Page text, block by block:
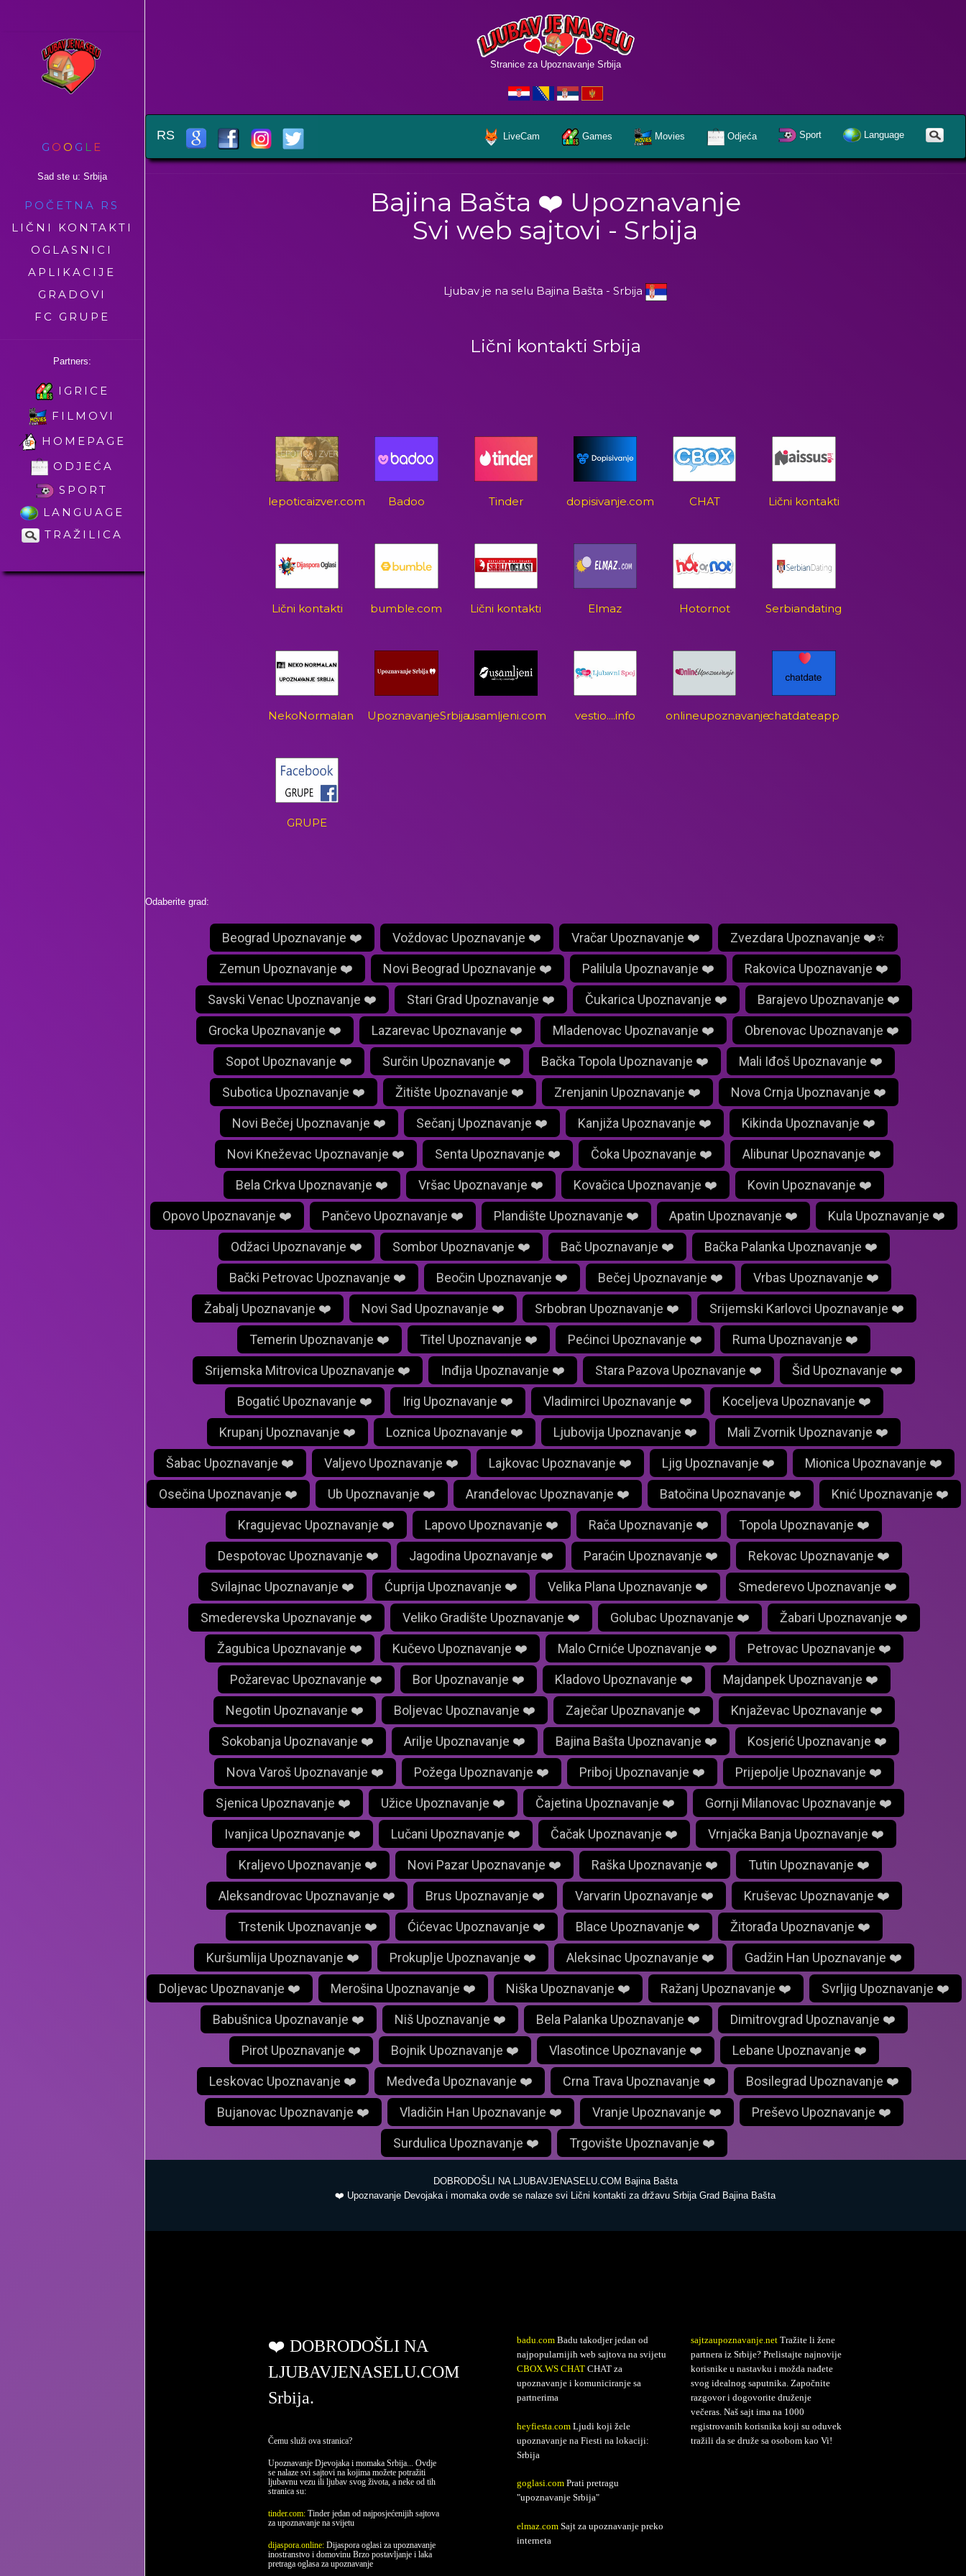
G O O G L E
Sad ste u: Srbija
POČETNA RS
LIČNI KONTAKTI
OGLASNICI
APLIKACIJE
GRADOVI
FC GRUPE
Partners:
IGRICE
FILMOVI
HOMEPAGE
ODJEĆA
SPORT
LANGUAGE
TRAŽILICA
Stranice za Upoznavanje Srbija
RS LiveCam Games Movies Odjeća Sport Language
Bajina Bašta ❤️ Upoznavanje
Svi web sajtovi - Srbija
Ljubav je na selu Bajina Bašta - Srbija
Lični kontakti Srbija
lepoticaizver.com Badoo Tinder dopisivanje.com CHAT Lični kontakti
Lični kontakti bumble.com Lični kontakti Elmaz Hotornot Serbiandating
NekoNormalan UpoznavanjeSrbijausamljeni.com vestio....info onlineupoznavanjechatdateapp
GRUPE
Odaberite grad:
Beograd Upoznavanje ❤️ Voždovac Upoznavanje ❤️ Vračar Upoznavanje ❤️ Zvezdara Upoznavanje ❤️⭐
Zemun Upoznavanje ❤️ Novi Beograd Upoznavanje ❤️ Palilula Upoznavanje ❤️ Rakovica Upoznavanje ❤️
Savski Venac Upoznavanje ❤️ Stari Grad Upoznavanje ❤️ Čukarica Upoznavanje ❤️ Barajevo Upoznavanje ❤️
Grocka Upoznavanje ❤️ Lazarevac Upoznavanje ❤️ Mladenovac Upoznavanje ❤️ Obrenovac Upoznavanje ❤️
Sopot Upoznavanje ❤️ Surčin Upoznavanje ❤️ Bačka Topola Upoznavanje ❤️ Mali Iđoš Upoznavanje ❤️
Subotica Upoznavanje ❤️ Žitište Upoznavanje ❤️ Zrenjanin Upoznavanje ❤️ Nova Crnja Upoznavanje ❤️
Novi Bečej Upoznavanje ❤️ Sečanj Upoznavanje ❤️ Kanjiža Upoznavanje ❤️ Kikinda Upoznavanje ❤️
Novi Kneževac Upoznavanje ❤️ Senta Upoznavanje ❤️ Čoka Upoznavanje ❤️ Alibunar Upoznavanje ❤️
Bela Crkva Upoznavanje ❤️ Vršac Upoznavanje ❤️ Kovačica Upoznavanje ❤️ Kovin Upoznavanje ❤️
Opovo Upoznavanje ❤️ Pančevo Upoznavanje ❤️ Plandište Upoznavanje ❤️ Apatin Upoznavanje ❤️ Kula Upoznavanje ❤️
Odžaci Upoznavanje ❤️ Sombor Upoznavanje ❤️ Bač Upoznavanje ❤️ Bačka Palanka Upoznavanje ❤️
Bački Petrovac Upoznavanje ❤️ Beočin Upoznavanje ❤️ Bečej Upoznavanje ❤️ Vrbas Upoznavanje ❤️
Žabalj Upoznavanje ❤️ Novi Sad Upoznavanje ❤️ Srbobran Upoznavanje ❤️ Srijemski Karlovci Upoznavanje ❤️
Temerin Upoznavanje ❤️ Titel Upoznavanje ❤️ Pećinci Upoznavanje ❤️ Ruma Upoznavanje ❤️
Srijemska Mitrovica Upoznavanje ❤️ Inđija Upoznavanje ❤️ Stara Pazova Upoznavanje ❤️ Šid Upoznavanje ❤️
Bogatić Upoznavanje ❤️ Irig Upoznavanje ❤️ Vladimirci Upoznavanje ❤️ Koceljeva Upoznavanje ❤️
Krupanj Upoznavanje ❤️ Loznica Upoznavanje ❤️ Ljubovija Upoznavanje ❤️ Mali Zvornik Upoznavanje ❤️
Šabac Upoznavanje ❤️ Valjevo Upoznavanje ❤️ Lajkovac Upoznavanje ❤️ Ljig Upoznavanje ❤️ Mionica Upoznavanje ❤️
Osečina Upoznavanje ❤️ Ub Upoznavanje ❤️ Aranđelovac Upoznavanje ❤️ Batočina Upoznavanje ❤️ Knić Upoznavanje ❤️
Kragujevac Upoznavanje ❤️ Lapovo Upoznavanje ❤️ Rača Upoznavanje ❤️ Topola Upoznavanje ❤️
Despotovac Upoznavanje ❤️ Jagodina Upoznavanje ❤️ Paraćin Upoznavanje ❤️ Rekovac Upoznavanje ❤️
Svilajnac Upoznavanje ❤️ Ćuprija Upoznavanje ❤️ Velika Plana Upoznavanje ❤️ Smederevo Upoznavanje ❤️
Smederevska Upoznavanje ❤️ Veliko Gradište Upoznavanje ❤️ Golubac Upoznavanje ❤️ Žabari Upoznavanje ❤️
Žagubica Upoznavanje ❤️ Kučevo Upoznavanje ❤️ Malo Crniće Upoznavanje ❤️ Petrovac Upoznavanje ❤️
Požarevac Upoznavanje ❤️ Bor Upoznavanje ❤️ Kladovo Upoznavanje ❤️ Majdanpek Upoznavanje ❤️
Negotin Upoznavanje ❤️ Boljevac Upoznavanje ❤️ Zaječar Upoznavanje ❤️ Knjaževac Upoznavanje ❤️
Sokobanja Upoznavanje ❤️ Arilje Upoznavanje ❤️ Bajina Bašta Upoznavanje ❤️ Kosjerić Upoznavanje ❤️
Nova Varoš Upoznavanje ❤️ Požega Upoznavanje ❤️ Priboj Upoznavanje ❤️ Prijepolje Upoznavanje ❤️
Sjenica Upoznavanje ❤️ Užice Upoznavanje ❤️ Čajetina Upoznavanje ❤️ Gornji Milanovac Upoznavanje ❤️
Ivanjica Upoznavanje ❤️ Lučani Upoznavanje ❤️ Čačak Upoznavanje ❤️ Vrnjačka Banja Upoznavanje ❤️
Kraljevo Upoznavanje ❤️ Novi Pazar Upoznavanje ❤️ Raška Upoznavanje ❤️ Tutin Upoznavanje ❤️
Aleksandrovac Upoznavanje ❤️ Brus Upoznavanje ❤️ Varvarin Upoznavanje ❤️ Kruševac Upoznavanje ❤️
Trstenik Upoznavanje ❤️ Ćićevac Upoznavanje ❤️ Blace Upoznavanje ❤️ Žitorađa Upoznavanje ❤️
Kuršumlija Upoznavanje ❤️ Prokuplje Upoznavanje ❤️ Aleksinac Upoznavanje ❤️ Gadžin Han Upoznavanje ❤️
Doljevac Upoznavanje ❤️ Merošina Upoznavanje ❤️ Niška Upoznavanje ❤️ Ražanj Upoznavanje ❤️ Svrljig Upoznavanje ❤️
Babušnica Upoznavanje ❤️ Niš Upoznavanje ❤️ Bela Palanka Upoznavanje ❤️ Dimitrovgrad Upoznavanje ❤️
Pirot Upoznavanje ❤️ Bojnik Upoznavanje ❤️ Vlasotince Upoznavanje ❤️ Lebane Upoznavanje ❤️
Leskovac Upoznavanje ❤️ Medveđa Upoznavanje ❤️ Crna Trava Upoznavanje ❤️ Bosilegrad Upoznavanje ❤️
Bujanovac Upoznavanje ❤️ Vladičin Han Upoznavanje ❤️ Vranje Upoznavanje ❤️ Preševo Upoznavanje ❤️
Surdulica Upoznavanje ❤️ Trgovište Upoznavanje ❤️
DOBRODOŠLI NA LJUBAVJENASELU.COM Bajina Bašta
❤️ Upoznavanje Devojaka i momaka ovde se nalaze svi Lični kontakti za državu Srbija Grad Bajina Bašta
❤️ DOBRODOŠLI NA
LJUBAVJENASELU.COM
Srbija.
Čemu služi ova stranica?
Upoznavanje Djevojaka i momaka Srbija... Ovdje
se nalaze svi sajtovi na kojima možete potražiti
ljubavnu vezu ili ljubav svog života, a neke od tih
stranica su:
tinder.com: Tinder jedan od najposjećenijih sajtova
za upoznavanje na svijetu
dijaspora.online: Dijaspora oglasi za upoznavanje
inostranstvo i domovinu Brzo postavljanje i laka
pretraga oglasa za upoznavanje
badu.com Badu takodjer jedan od
najpopularnijih web sajtova na svijetu
CBOX.WS CHAT CHAT za
upoznavanje i komuniciranje sa
partnerima
heyfiesta.com Ljudi koji žele
upoznavanje na Fiesti na lokaciji:
Srbija
goglasi.com Prati pretragu
"upoznavanje Srbija"
elmaz.com Sajt za upoznavanje preko
interneta
sajtzaupoznavanje.net Tražite li žene
partnera iz Srbije? Prelistajte najnovije
korisnike u nastavku i možda nađete
svog idealnog saputnika. Započnite
razgovor i dogovorite druženje
večeras. Naš sajt ima na 1000
registrovanih korisnika koji su oduvek
tražili da se druže sa osobom kao Vi!